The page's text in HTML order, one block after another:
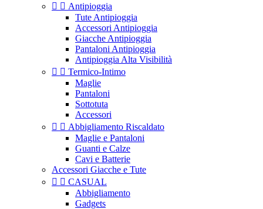
  Antipioggia
Tute Antipioggia
Accessori Antipioggia
Giacche Antipioggia
Pantaloni Antipioggia
Antipioggia Alta Visibilità
  Termico-Intimo
Maglie
Pantaloni
Sottotuta
Accessori
  Abbigliamento Riscaldato
Maglie e Pantaloni
Guanti e Calze
Cavi e Batterie
Accessori Giacche e Tute
  CASUAL
Abbigliamento
Gadgets